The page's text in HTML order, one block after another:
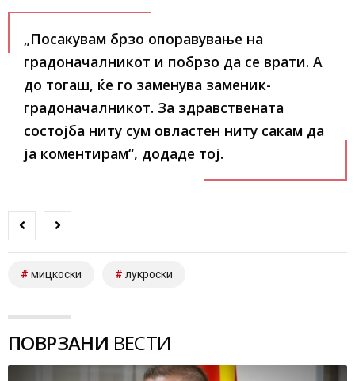
„Посакувам брзо опоравување на
градоначалникот и побрзо да се врати. А
до тогаш, ќе го заменува заменик-
градоначалникот. За здравствената
состојба ниту сум овластен ниту сакам да
ја коментирам“, додаде тој.
мицкоски лукроски
ПОВРЗАНИ ВЕСТИ